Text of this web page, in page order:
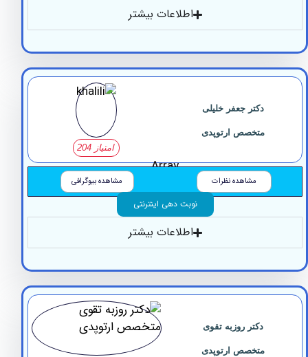
اطلاعات بیشتر
دکتر جعفر خلیلی
متخصص ارتوپدی
Array
مشاهده نظرات مشاهده بیوگرافی
نوبت دهی اینترنتی
اطلاعات بیشتر
دکتر روزبه تقوی
متخصص ارتوپدی